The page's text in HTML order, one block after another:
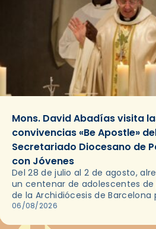
Mons. David Abadías visita
convivencias «Be Apostle»
Secretariado Diocesano de
con Jóvenes
Del 28 de julio al 2 de agosto,
un centenar de adolescentes de
de la Archidiócesis de Barcelona
en las convivencias Be Apostle,
06/08/2026